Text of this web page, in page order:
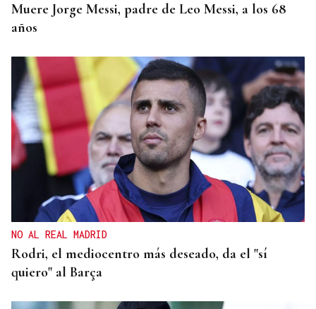
Muere Jorge Messi, padre de Leo Messi, a los 68
años
NO AL REAL MADRID
Rodri, el mediocentro más deseado, da el "sí
quiero" al Barça